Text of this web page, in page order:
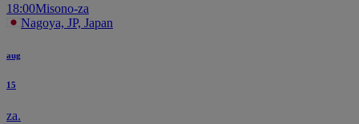
18:00Misono-za
Nagoya, JP, Japan
aug
15
za.